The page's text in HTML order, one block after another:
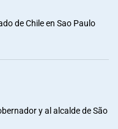
de Chile en Sao Paulo
y al alcalde de São